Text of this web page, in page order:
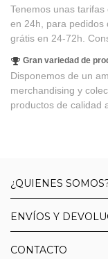
Tenemos unas
en 24h, para pedidos
grátis en 24-72h.
Gran variedad de
Disponemos de un
merchandising y
productos de calidad
¿QUIENES
ENVÍOS Y
CONTACTO